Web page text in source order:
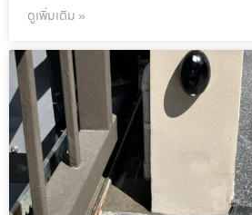
ดูเพิ่มเติม »